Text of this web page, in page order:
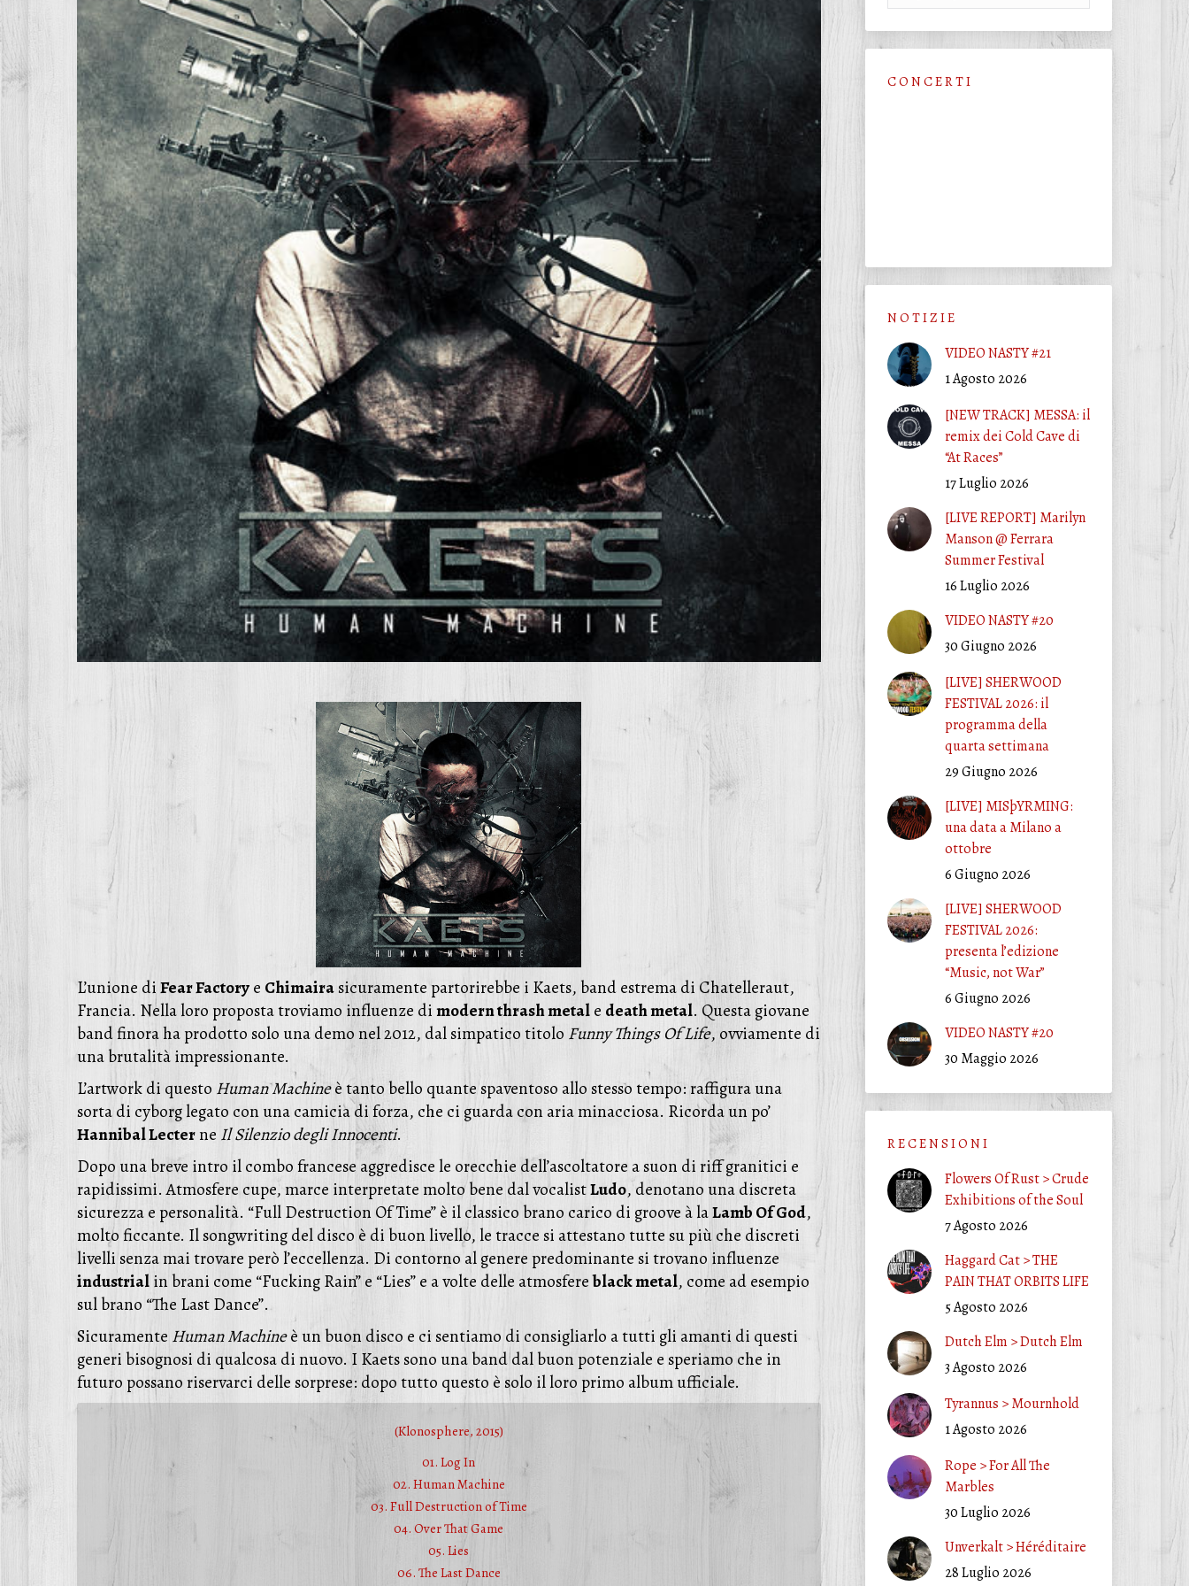
L’unione diFear Factorye Chimairasicuramente partorirebbe i Kaets, band estrema di Chatelleraut,
Francia. Nella loro proposta troviamo influenze dimodern thrash metale death metal. Questa giovane
band finora ha prodotto solo una demo nel 2012, dal simpatico titolo Funny Things Of Life, ovviamente di
una brutalità impressionante.
L’artwork di questo Human Machineè tanto bello quante spaventoso allo stesso tempo: raffigura una
sorta di cyborg legato con una camicia di forza, che ci guarda con aria minacciosa. Ricorda un po’
Hannibal Lecterne Il Silenzio degli Innocenti.
Dopo una breve intro il combo francese aggredisce le orecchie dell’ascoltatore a suon di riff granitici e
rapidissimi. Atmosfere cupe, marce interpretate molto bene dal vocalistLudo, denotano una discreta
sicurezza e personalità. “Full Destruction Of Time” è il classico brano carico di groove à laLamb Of God,
molto ficcante. Il songwriting del disco è di buon livello, le tracce si attestano tutte su più che discreti
livelli senza mai trovare però l’eccellenza. Di contorno al genere predominante si trovano influenze
industrialin brani come “Fucking Rain” e “Lies” e a volte delle atmosfereblack metal, come ad esempio
sul brano “The Last Dance”.
Sicuramente Human Machineè un buon disco e ci sentiamo di consigliarlo a tutti gli amanti di questi
generi bisognosi di qualcosa di nuovo. I Kaets sono una band dal buon potenziale e speriamo che in
futuro possano riservarci delle sorprese: dopo tutto questo è solo il loro primo album ufficiale.
(Klonosphere, 2015)
01. Log In
02. Human Machine
03. Full Destruction of Time
04. Over That Game
05. Lies
06. The Last Dance
C O N C E R T I
N O T I Z I E
VIDEO NASTY #21
1 Agosto 2026
[NEW TRACK] MESSA: il
remix dei Cold Cave di
“At Races”
17 Luglio 2026
[LIVE REPORT] Marilyn
Manson @ Ferrara
Summer Festival
16 Luglio 2026
VIDEO NASTY #20
30 Giugno 2026
[LIVE] SHERWOOD
FESTIVAL 2026: il
programma della
quarta settimana
29 Giugno 2026
[LIVE] MISþYRMING:
una data a Milano a
ottobre
6 Giugno 2026
[LIVE] SHERWOOD
FESTIVAL 2026:
presenta l’edizione
“Music, not War”
6 Giugno 2026
VIDEO NASTY #20
30 Maggio 2026
R E C E N S I O N I
Flowers Of Rust > Crude
Exhibitions of the Soul
7 Agosto 2026
Haggard Cat > THE
PAIN THAT ORBITS LIFE
5 Agosto 2026
Dutch Elm > Dutch Elm
3 Agosto 2026
Tyrannus > Mournhold
1 Agosto 2026
Rope > For All The
Marbles
30 Luglio 2026
Unverkalt > Héréditaire
28 Luglio 2026